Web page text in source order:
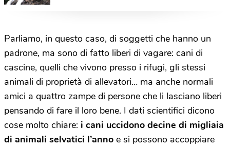
Parliamo, in questo caso, di soggetti che hanno un
padrone, ma sono di fatto liberi di vagare: cani di
cascine, quelli che vivono presso i rifugi, gli stessi
animali di proprietà di allevatori… ma anche normali
amici a quattro zampe di persone che li lasciano liberi
pensando di fare il loro bene. I dati scientifici dicono
cose molto chiare: i cani uccidono decine di migliaia
di animali selvatici l’anno e si possono accoppiare